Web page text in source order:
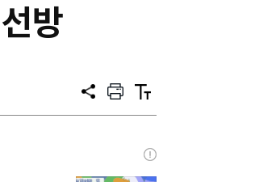
방
공
프
트
텍
트